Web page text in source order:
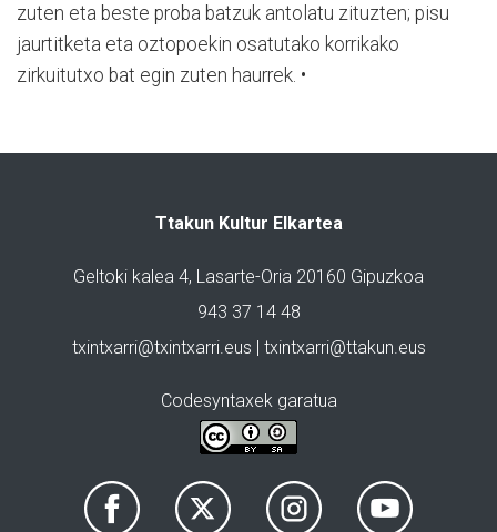
zuten eta beste proba batzuk antolatu zituzten; pisu
jaurtitketa eta oztopoekin osatutako korrikako
zirkuitutxo bat egin zuten haurrek. •
Ttakun Kultur Elkartea
Geltoki kalea 4, Lasarte-Oria 20160 Gipuzkoa
943 37 14 48
txintxarri@txintxarri.eus | txintxarri@ttakun.eus
Codesyntaxek garatua